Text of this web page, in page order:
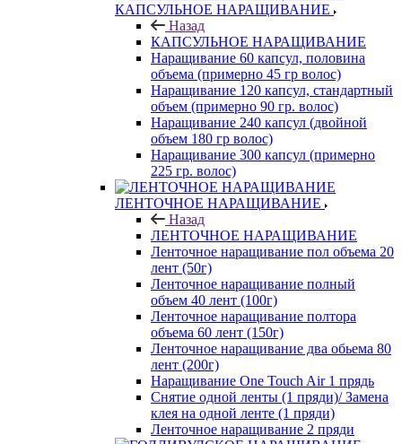
КАПСУЛЬНОЕ НАРАЩИВАНИЕ
Назад
КАПСУЛЬНОЕ НАРАЩИВАНИЕ
Наращивание 60 капсул, половина
объема (примерно 45 гр волос)
Наращивание 120 капсул, стандартный
объем (примерно 90 гр. волос)
Наращивание 240 капсул (двойной
объем 180 гр волос)
Наращивание 300 капсул (примерно
225 гр. волос)
ЛЕНТОЧНОЕ НАРАЩИВАНИЕ
Назад
ЛЕНТОЧНОЕ НАРАЩИВАНИЕ
Ленточное наращивание пол объема 20
лент (50г)
Ленточное наращивание полный
объем 40 лент (100г)
Ленточное наращивание полтора
объема 60 лент (150г)
Ленточное наращивание два обьема 80
лент (200г)
Наращивание One Touch Air 1 прядь
Снятие одной ленты (1 пряди)/ Замена
клея на одной ленте (1 пряди)
Ленточное наращивание 2 пряди